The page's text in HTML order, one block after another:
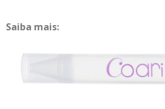
Saiba mais: